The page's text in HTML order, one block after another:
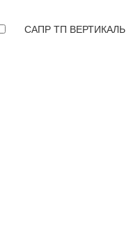
САПР ТП ВЕРТИКАЛЬ